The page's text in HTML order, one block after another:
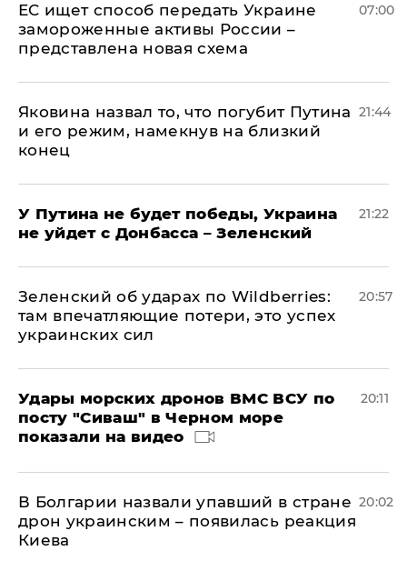
ЕС ищет способ передать Украине
замороженные активы России –
представлена новая схема
07:00
Яковина назвал то, что погубит Путина
и его режим, намекнув на близкий
конец
21:44
У Путина не будет победы, Украина
не уйдет с Донбасса – Зеленский
21:22
Зеленский об ударах по Wildberries:
там впечатляющие потери, это успех
украинских сил
20:57
Удары морских дронов ВМС ВСУ по
посту "Сиваш" в Черном море
показали на видео
20:11
В Болгарии назвали упавший в стране
дрон украинским – появилась реакция
Киева
20:02